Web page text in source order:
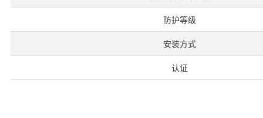
防护等级
安装方式
认证